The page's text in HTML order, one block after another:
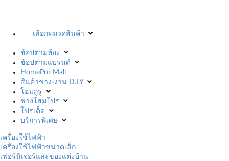
เลือกหมวดสินค้า
ช้อปตามห้อง
ช้อปตามแบรนด์
HomePro Mall
สินค้าช่าง-งาน D.I.Y
โฮมกูรู
ช่างโฮมโปร
โปรเด็ด
บริการพิเศษ
เครื่องใช้ไฟฟ้า
เครื่องใช้ไฟฟ้าขนาดเล็ก
เฟอร์นิเจอร์และของแต่งบ้าน